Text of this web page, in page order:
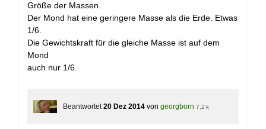
Größe der Massen.
Der Mond hat eine geringere Masse als die Erde. Etwas
1/6.
Die Gewichtskraft für die gleiche Masse ist auf dem
Mond
auch nur 1/6.
Beantwortet 20 Dez 2014 von georgborn 7,2 k